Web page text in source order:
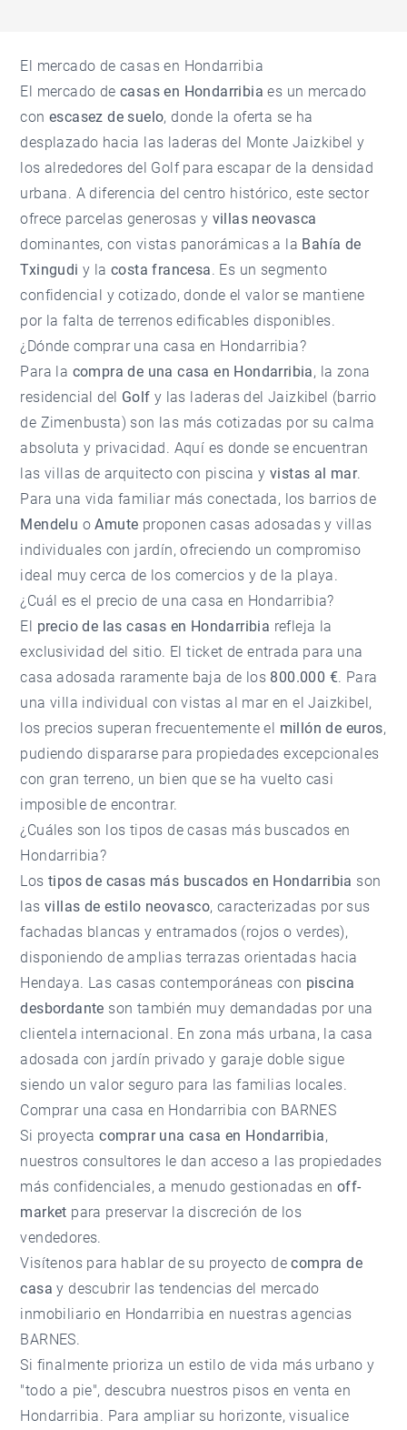
El mercado de casas en Hondarribia
El mercado decasas en Hondarribia es un mercado
conescasez de suelo, donde la oferta se ha
desplazado hacia las laderas del Monte Jaizkibel y
los alrededores del Golf para escapar de la densidad
urbana. A diferencia del centro histórico, este sector
ofrece parcelas generosas y villas neovasca
dominantes, con vistas panorámicas a la Bahía de
Txingudi y lacosta francesa. Es un segmento
confidencial y cotizado, donde el valor se mantiene
por la falta de terrenos edificables disponibles.
¿Dónde comprar una casa en Hondarribia?
Para la compra de una casa en Hondarribia, la zona
residencial del Golf y las laderas del Jaizkibel (barrio
de Zimenbusta) son las más cotizadas por su calma
absoluta y privacidad. Aquí es donde se encuentran
las villas de arquitecto con piscina yvistas al mar.
Para una vida familiar más conectada, los barrios de
Mendelu oAmute proponen casas adosadas y villas
individuales con jardín, ofreciendo un compromiso
ideal muy cerca de los comercios y de la playa.
¿Cuál es el precio de una casa en Hondarribia?
El precio de las casas en Hondarribia refleja la
exclusividad del sitio. El ticket de entrada para una
casa adosada raramente baja de los 800.000 €. Para
una villa individual con vistas al mar en el Jaizkibel,
los precios superan frecuentemente el millón de euros,
pudiendo dispararse para propiedades excepcionales
con gran terreno, un bien que se ha vuelto casi
imposible de encontrar.
¿Cuáles son los tipos de casas más buscados en
Hondarribia?
Lostipos de casas más buscados en Hondarribia son
lasvillas de estilo neovasco, caracterizadas por sus
fachadas blancas y entramados (rojos o verdes),
disponiendo de amplias terrazas orientadas hacia
Hendaya. Las casas contemporáneas con piscina
desbordante son también muy demandadas por una
clientela internacional. En zona más urbana, la casa
adosada con jardín privado y garaje doble sigue
siendo un valor seguro para las familias locales.
Comprar una casa en Hondarribia con BARNES
Si proyectacomprar una casa en Hondarribia,
nuestros consultores le dan acceso a las propiedades
más confidenciales, a menudo gestionadas enoff-
market para preservar la discreción de los
vendedores.
Visítenos para hablar de su proyecto decompra de
casa y descubrir las tendencias del mercado
inmobiliario en Hondarribia en nuestrasagencias
BARNES.
Si finalmente prioriza un estilo de vida más urbano y
"todo a pie", descubra nuestros pisos en venta en
Hondarribia. Para ampliar su horizonte, visualice